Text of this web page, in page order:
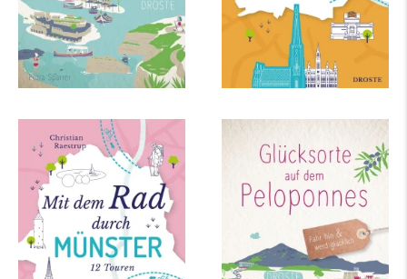
Christian Raestrup
Mit dem Rad durch
Münster
mehr Infos …
Katy Albrecht
Glücksorte auf dem
Peloponnes
mehr Infos …